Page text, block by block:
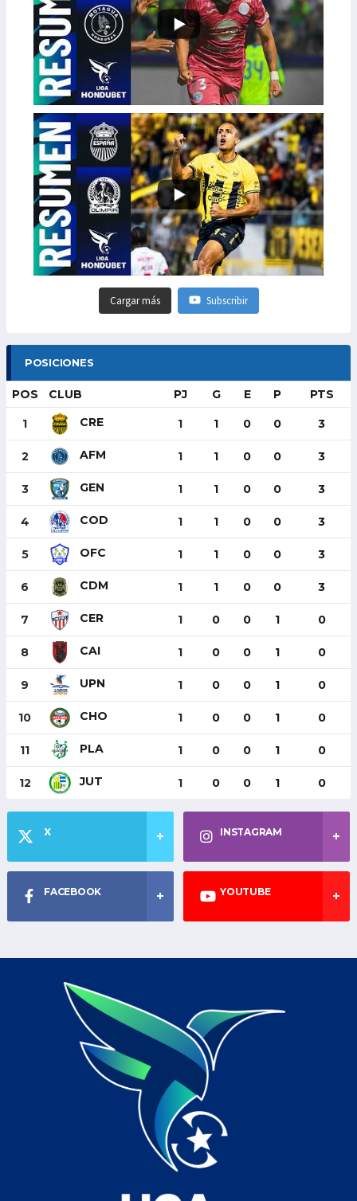
Cargar más Subscribir
POSICIONES
POS CLUB PJ G E P PTS
1 CRE 1 1 0 0 3
2 AFM 1 1 0 0 3
3 GEN 1 1 0 0 3
4 COD 1 1 0 0 3
5 OFC 1 1 0 0 3
6 CDM 1 1 0 0 3
7 CER 1 0 0 1 0
8 CAI 1 0 0 1 0
9 UPN 1 0 0 1 0
10 CHO 1 0 0 1 0
11 PLA 1 0 0 1 0
12 JUT 1 0 0 1 0
X INSTAGRAM
FACEBOOK YOUTUBE